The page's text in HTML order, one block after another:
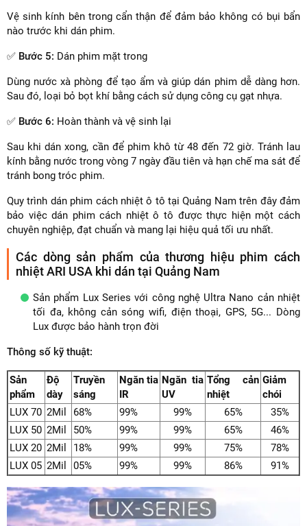
Vệ sinh kính bên trong cẩn thận để đảm bảo không có bụi bẩn
nào trước khi dán phim.
✅ Bước 5: Dán phim mặt trong
Dùng nước xà phòng để tạo ẩm và giúp dán phim dễ dàng hơn.
Sau đó, loại bỏ bọt khí bằng cách sử dụng công cụ gạt nhựa.
✅ Bước 6: Hoàn thành và vệ sinh lại
Sau khi dán xong, cần để phim khô từ 48 đến 72 giờ. Tránh lau
kính bằng nước trong vòng 7 ngày đầu tiên và hạn chế ma sát để
tránh bong tróc phim.
Quy trình dán phim cách nhiệt ô tô tại Quảng Nam trên đây đảm
bảo việc dán phim cách nhiệt ô tô được thực hiện một cách
chuyên nghiệp, đạt chuẩn và mang lại hiệu quả tối ưu nhất.
Các dòng sản phẩm của thương hiệu phim cách
nhiệt ARI USA khi dán tại Quảng Nam
Sản phẩm Lux Series với công nghệ Ultra Nano cản nhiệt
tối đa, không cản sóng wifi, điện thoại, GPS, 5G... Dòng
Lux được bảo hành trọn đời
Thông số kỹ thuật:
Sản
phẩm
Độ
dày
Truyền
sáng
Ngăn tia
IR
Ngăn tia
UV
Tổng cản
nhiệt
Giảm
chói
LUX 70 2Mil 68% 99% 99% 65%
35%
LUX 50 2Mil 50% 99% 99% 65%
46%
LUX 20 2Mil 18% 99% 99% 75%
78%
LUX 05 2Mil 05% 99% 99% 86% 91%